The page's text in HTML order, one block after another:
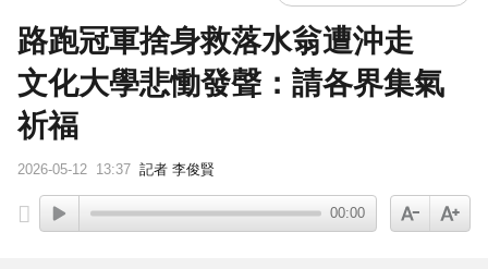
路跑冠軍捨身救落水翁遭沖走
文化大學悲慟發聲：請各界集氣
祈福
2026-05-12 13:37 記者 李俊賢
00:00